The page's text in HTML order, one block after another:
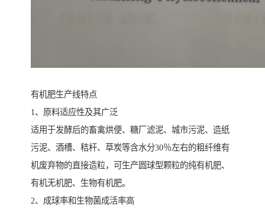
有机肥生产线特点
1、原料适应性及其广泛
适用于发酵后的畜禽烘便、糖厂滤泥、城市污泥、造纸
污泥、酒槽、秸杆、草炭等含水分30％左右的粗纤维有
机废弃物的直接造粒，可生产圆球型颗粒的纯有机肥、
有机无机肥、生物有机肥。
2、成球率和生物菌成活率高